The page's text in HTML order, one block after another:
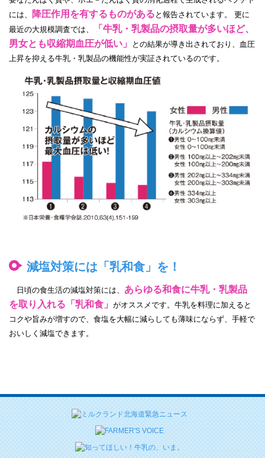
には、
降圧作用を有するものがある と報告されています。 更に
最近の大規模調査では、
「牛乳・乳製品の摂取量が多いほど、
男女とも収縮期血圧が低い」
との結果が導き出されており、血圧
上昇を抑える牛乳・乳製品の機能性が実証されているのです。
減塩対策には「乳和食」を！
日頃の食生活の減塩対策には、 あらゆる和食に牛乳・乳製品
を取り入れる「乳和食」 がオススメです。牛乳を料理に加えると
コクや旨みが増すので、食塩を大幅に減らしても薄味にならず、手軽で
おいしく減塩できます。